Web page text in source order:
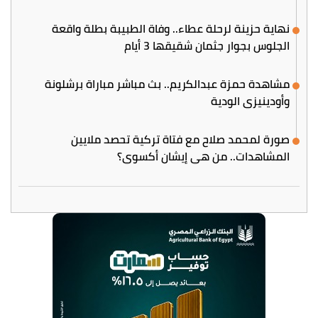
نهاية حزينة لرحلة عطاء.. وفاة الطبيبة بطلة واقعة
الجلوس بجوار جثمان شقيقها 3 أيام
مشاهدة حمزة عبدالكريم.. بث مباشر مباراة برشلونة
وأودينيزي الودية
صورة لمحمد صلاح مع فتاة تركية تحصد ملايين
المشاهدات.. من هي إيشان أكسوي؟